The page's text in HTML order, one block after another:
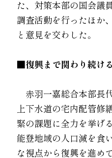
た、対策本部の国会議
調査活動を行ったほか
と意見を交わした。
■復興まで関わり続ける
赤羽一嘉総合本部長
上下水道の宅内配管修
緊の課題に全力を挙げ
能登地域の人口減を食
な視点から復興を進め